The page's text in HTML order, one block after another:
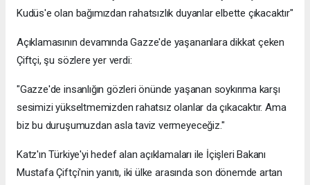
Kudüs'e olan bağımızdan rahatsızlık duyanlar elbette çıkacaktır"
Açıklamasının devamında Gazze'de yaşananlara dikkat çeken
Çiftçi, şu sözlere yer verdi:
"Gazze'de insanlığın gözleri önünde yaşanan soykırıma karşı
sesimizi yükseltmemizden rahatsız olanlar da çıkacaktır. Ama
biz bu duruşumuzdan asla taviz vermeyeceğiz."
Katz'ın Türkiye'yi hedef alan açıklamaları ile İçişleri Bakanı
Mustafa Çiftçi'nin yanıtı, iki ülke arasında son dönemde artan